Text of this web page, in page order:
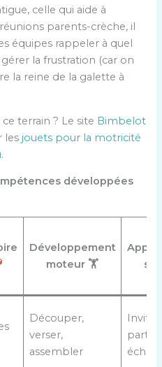
celle qui aide à
parents-crèche, il
équipes rappeler à quel
la frustration (car on
la reine de la galette à
terrain ? Le site Bimbelot
les jouets pour la motricité
.
développées
Développement
moteur 🏋️
Découper,
verser,
assembler
Inviter,